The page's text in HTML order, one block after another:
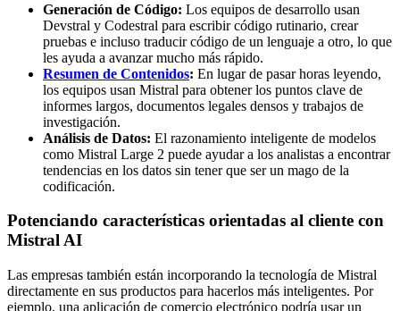
Generación de Código: Los equipos de desarrollo usan
Devstral y Codestral para escribir código rutinario, crear
pruebas e incluso traducir código de un lenguaje a otro, lo que
les ayuda a avanzar mucho más rápido.
Resumen de Contenidos: En lugar de pasar horas leyendo,
los equipos usan Mistral para obtener los puntos clave de
informes largos, documentos legales densos y trabajos de
investigación.
Análisis de Datos: El razonamiento inteligente de modelos
como Mistral Large 2 puede ayudar a los analistas a encontrar
tendencias en los datos sin tener que ser un mago de la
codificación.
Potenciando características orientadas al cliente con
Mistral AI
Las empresas también están incorporando la tecnología de Mistral
directamente en sus productos para hacerlos más inteligentes. Por
ejemplo, una aplicación de comercio electrónico podría usar un